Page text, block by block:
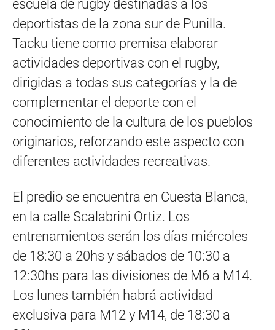
escuela de rugby destinadas a los
deportistas de la zona sur de Punilla.
Tacku tiene como premisa elaborar
actividades deportivas con el rugby,
dirigidas a todas sus categorías y la de
complementar el deporte con el
conocimiento de la cultura de los pueblos
originarios, reforzando este aspecto con
diferentes actividades recreativas.
El predio se encuentra en Cuesta Blanca,
en la calle Scalabrini Ortiz. Los
entrenamientos serán los días miércoles
de 18:30 a 20hs y sábados de 10:30 a
12:30hs para las divisiones de M6 a M14.
Los lunes también habrá actividad
exclusiva para M12 y M14, de 18:30 a